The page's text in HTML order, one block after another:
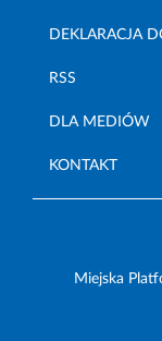
DEKLARACJA
RSS
DLA MEDIÓW
KONTAKT
Miejska